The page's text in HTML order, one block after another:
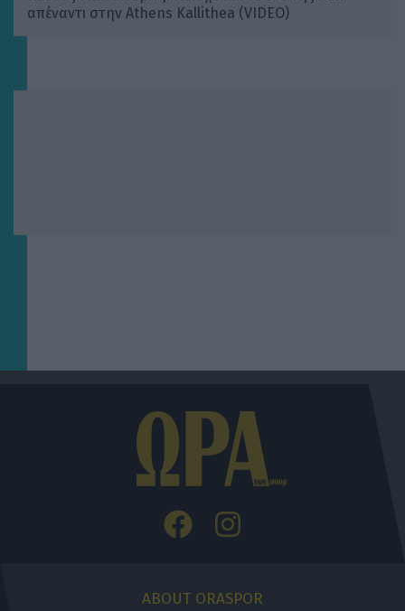
απέναντι στην Athens Kallithea (VIDEO)
ABOUT ORASPOR